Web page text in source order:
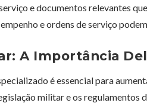
e documentos relevantes
e ordens de serviço
A Importância
é essencial para
militar e os regulamentos